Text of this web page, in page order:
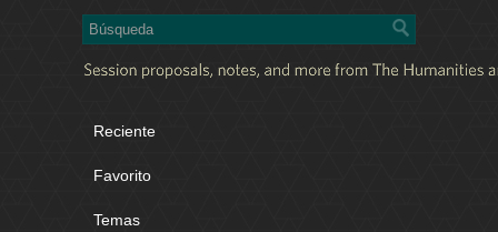
Reciente
Favorito
Temas